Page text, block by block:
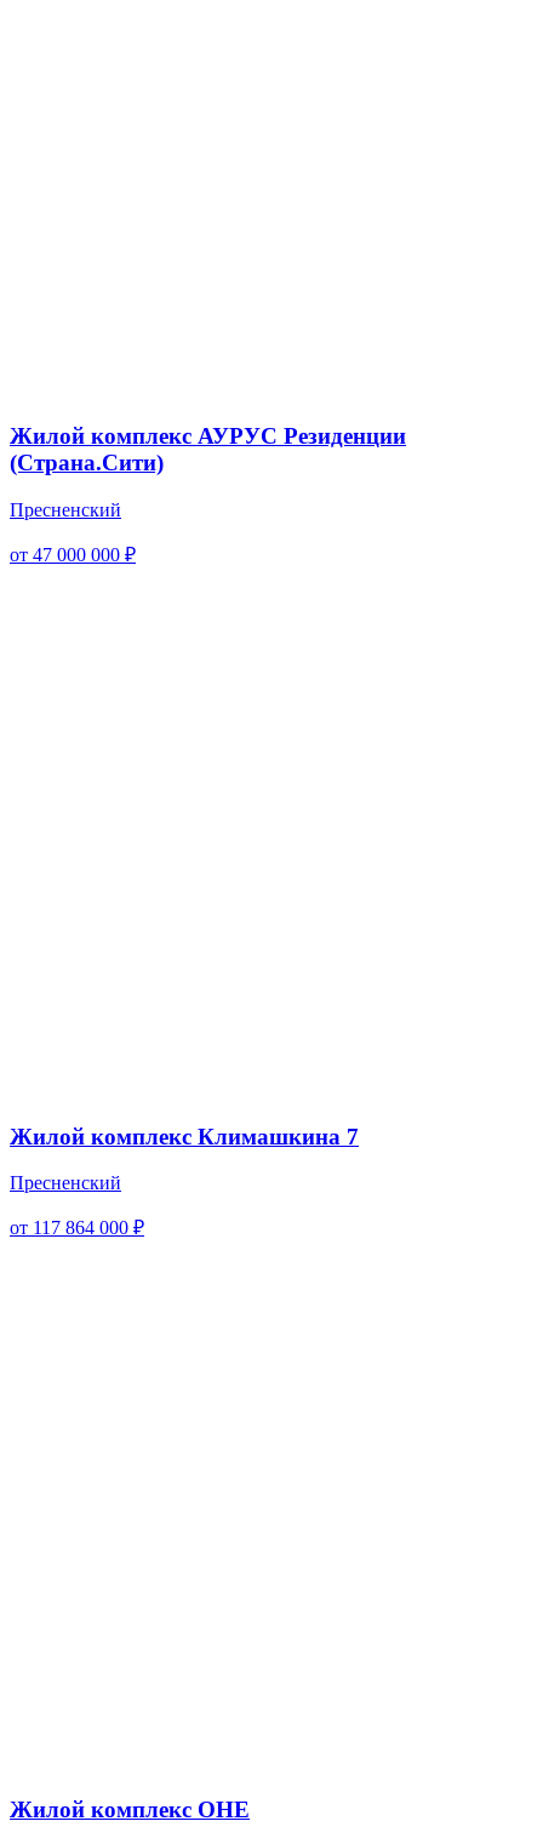
Жилой комплекс АУРУС Резиденции
(Страна.Сити)
Пресненский
от 47 000 000 ₽
Жилой комплекс Климашкина 7
Пресненский
от 117 864 000 ₽
Жилой комплекс ОНЕ